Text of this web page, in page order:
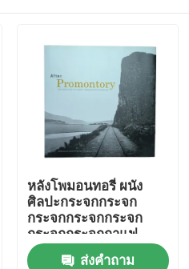
หลังโพมอนทอรี่ ผนัง
ศิลปะกระจกกระจก
กระจกกระจกกระจก
กระจกกระจกกาแฟ
ส่งคำถาม